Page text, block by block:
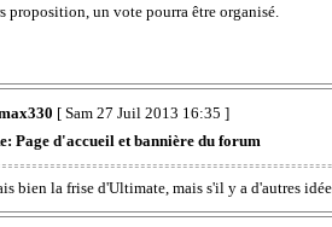
proposition, un vote pourra être organisé.
[ Sam 27 Juil 2013 16:35 ]
Page d'accueil et bannière du forum
bien la frise d'Ultimate, mais s'il y a d'autres